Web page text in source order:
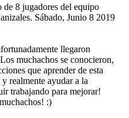
8 jugadores del equipo
Sábado, Junio 8 2019
llegaron
muchachos se conocieron,
que aprender de esta
realmente ayudar a la
trabajando para mejorar!
:)